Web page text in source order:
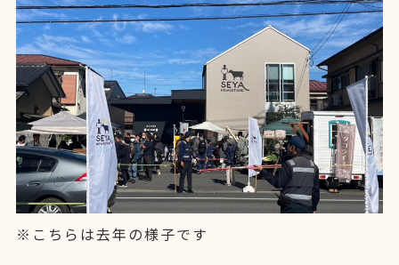
※こちらは去年の様子です